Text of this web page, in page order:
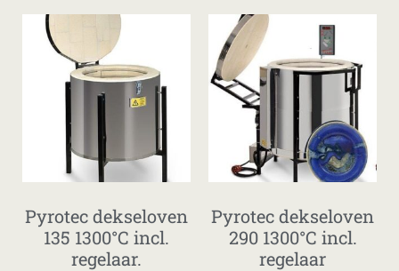
Pyrotec dekseloven
135 1300°C incl.
regelaar.
Pyrotec dekseloven
290 1300°C incl.
regelaar